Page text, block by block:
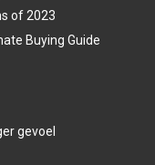
of 2023
Buying Guide
gevoel